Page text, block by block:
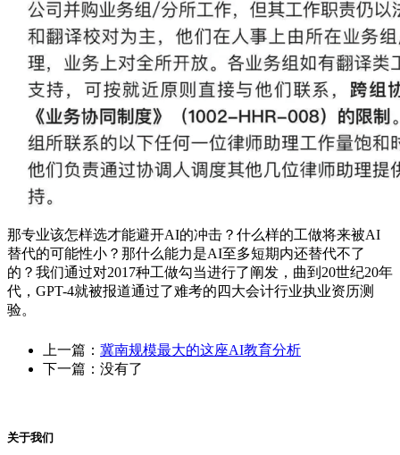
那专业该怎样选才能避开AI的冲击？什么样的工做将来被AI
替代的可能性小？那什么能力是AI至多短期内还替代不了
的？我们通过对2017种工做勾当进行了阐发，曲到20世纪20年
代，GPT-4就被报道通过了难考的四大会计行业执业资历测
验。
上一篇： 冀南规模最大的这座AI教育分析
下一篇：没有了
关于我们